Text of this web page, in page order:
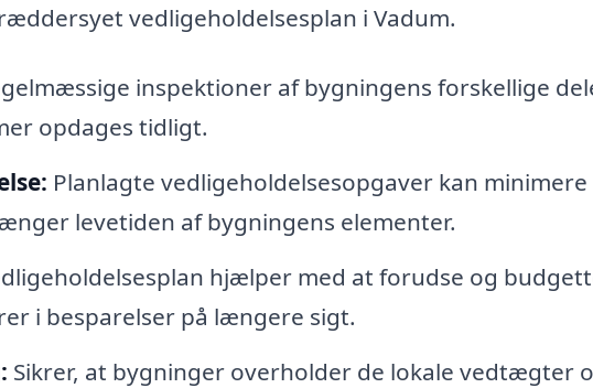
vedligeholdelsesplan i Vadum.
inspektioner af bygningens forskellige
opdages tidligt.
Planlagte vedligeholdelsesopgaver kan minimere
levetiden af bygningens elementer.
hjælper med at forudse og
i besparelser på længere sigt.
Sikrer, at bygninger overholder de lokale vedtægter